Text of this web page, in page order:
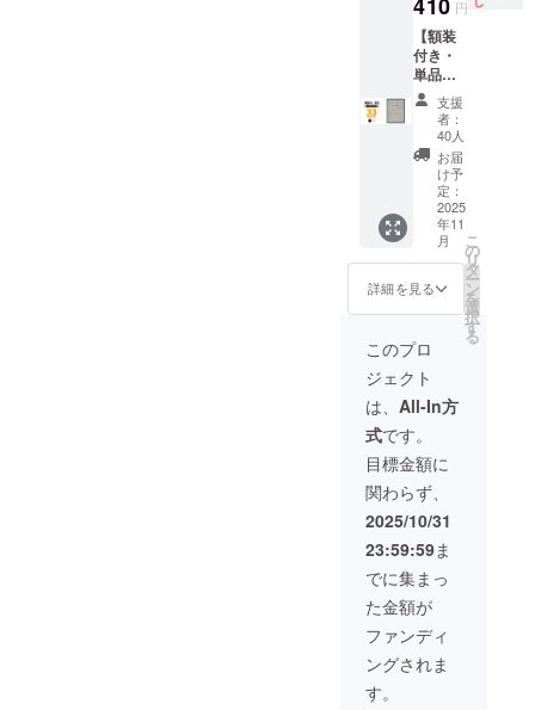
が遅れ
る場合
があり
ます
輸180サ
イズに
て3,000
円程の
中継料
追加が
別途必
要とな
ります)
※ご注文
状況、
使用部
材の供
給状
況、製
造工程
上の都
合等に
より出
荷時期
が遅れ
る場合
があり
ます
定」月
の月末
です ※
送料込
の価格
です ※
沖縄離
島へは
別途中
継料が
必要で
す(注文
確認後
に料金
内しま
す-額な
合：ヤ
マト運
輸180サ
イズに
て3,000
円程の
中継料
追加が
別途必
要とな
ります)
※ご注文
状況、
使用部
材の供
給状
況、製
造工程
※ ポス
ターを
丸めて
収納す
るハー
ドケー
スは付
属いた
しませ
ん ※国
内配送
のみと
なりま
す ※お
は「お
届け予
の月末
です ※
送料込
の価格
です ※
沖縄離
島へは
別途中
継料が
必要で
す(注文
確認後
に料金
をご案
内しま
す-額な
しの場
合：ヤ
となり
ます ※
お届け
日は
「お届
け予
定」月
の月末
です ※
送料込
の価格
です ※
沖縄離
島へは
継料が
必要で
確認後
に料金
をご案
内しま
しの場
合：ヤ
マト運
輸80サ
イズに
て1,200
円程の
中継料
追加が
別途必
要とな
ります)
※ご注文
・生
産：日
本 ハー
ドケー
ス仕様
・サイ
ズ：直
径
80mmx
長さ
580mm
・生
産：日
本 ※額
は付属
※国内配
となり
ます ※
お届け
日は
「お届
け予
定」月
の月末
送料込
の価格
です ※
沖縄離
島へは
別途中
継料が
か
「白」
を選べ
ます 内
容 ・動
物病院
の「犬
ポス
ター」
x 1 ・額
装（黒
or 白）
x 1 ポス
ター仕
様 ・サ
x728m
m) ・用
紙：印
刷用特
殊紙
195gs
m ・印
刷：オ
フセッ
ト印刷
・生
産：日
本 額仕
様 ・寸
法：735
x 19 x
529mm
・額
円
【額装
付き・
単品】
先着40
名様限
定！ 一
般販売
予定価
￥23,00
0(税込)
のとこ
ろ、 →
33%OF
F￥15,4
10(税
込) 額装
は
「黒」
か
「白」
を選べ
ます 内
容 ・動
物病院
の「犬
ポス
ター」
x 1 ・額
装（黒
or 白）
x 1 ポス
ター仕
様 ・サ
支援
者：
40人
お届
け予
定：
2025
年11
月
詳細を見る
こ
の
リ
タ
ー
ン
を
選
択
す
る
このプロ
ジェクト
は、 All-In方
式です。
目標金額に
関わらず、
2025/10/31
23:59:59ま
でに集まっ
た金額が
ファンディ
ングされま
す。